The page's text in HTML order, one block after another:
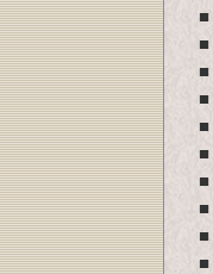
■
■
■
■
■
■
■
■
■
■